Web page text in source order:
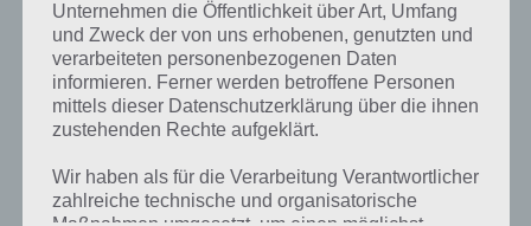
Unternehmen die Öffentlichkeit über Art, Umfang
und Zweck der von uns erhobenen, genutzten und
verarbeiteten personenbezogenen Daten
informieren. Ferner werden betroffene Personen
mittels dieser Datenschutzerklärung über die ihnen
zustehenden Rechte aufgeklärt.
Wir haben als für die Verarbeitung Verantwortlicher
zahlreiche technische und organisatorische